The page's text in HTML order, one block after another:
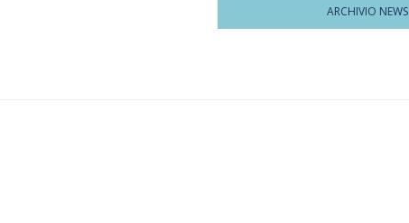
ARCHIVIO NEWS